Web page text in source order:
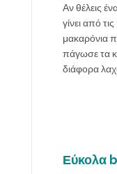
Αν θέλεις
γίνει από
μακαρόνια
πάγωσε τα
διάφορα
Εύκολα